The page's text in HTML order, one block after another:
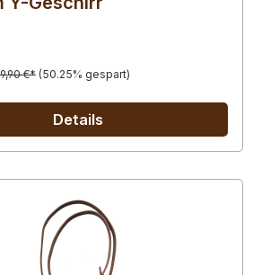
€* (50.25% gespart)
Details